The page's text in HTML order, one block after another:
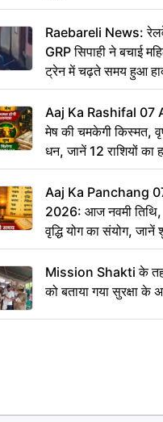
Raebareli News:
GRP सिपाही ने बचाई
ट्रेन में चढ़ते समय हुआ
CCTV में कैद
Aaj Ka Rashifal 07
मेष की चमकेगी किस्मत,
धन, जानें 12 राशियों का
Aaj Ka Panchang
2026: आज नवमी तिथि,
वृद्धि योग का संयोग, जानें
का सही समय
Mission Shakti के
को बताया गया सुरक्षा के